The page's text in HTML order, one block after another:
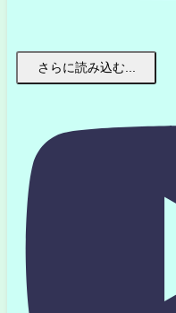
さらに読み込む...